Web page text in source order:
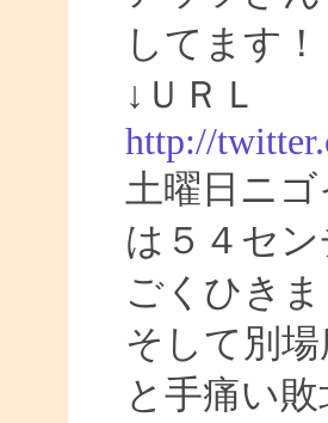
してます！
↓ＵＲＬ
http://
土曜日ニ
は５４セ
ごくひき
そして別
と手痛い